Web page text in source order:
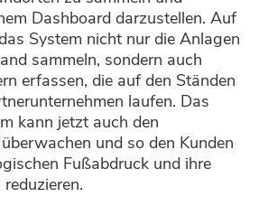
Dashboard darzustellen. Auf
System nicht nur die Anlagen
sammeln, sondern auch
erfassen, die auf den Ständen
laufen. Das
kann jetzt auch den
und so den Kunden
Fußabdruck und ihre